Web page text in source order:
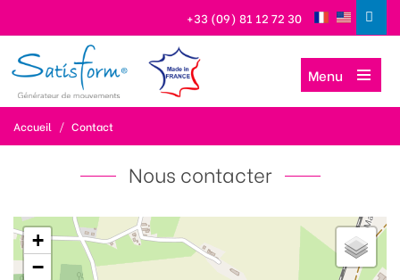
+33 (09) 81 12 72 30
Menu
Accueil / Contact
Nous contacter
+
−